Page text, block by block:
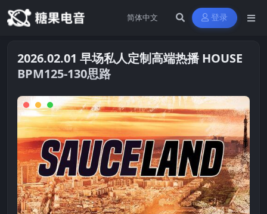
登录
2026.02.01 早场私人定制高端热播 HOUSE
BPM125-130思路